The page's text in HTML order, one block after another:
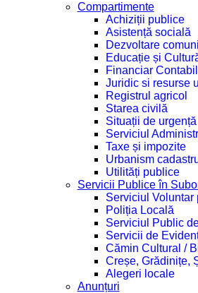
Compartimente
Achiziții publice
Asistență socială
Dezvoltare
Educație și
Financiar Contabil
Juridic si resurse
Registrul agricol
Starea civilă
Situații de urgență
Serviciul
Taxe și impozite
Urbanism
Utilități publice
Servicii Publice în
Serviciul Voluntar
Poliția Locală
Serviciul Public
Servicii de
Cămin Cultural /
Creșe, Grădinițe,
Alegeri locale
Anunțuri